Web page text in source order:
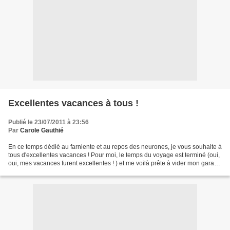
Excellentes vacances à tous !
Publié le 23/07/2011 à 23:56
Par Carole Gauthié
En ce temps dédié au farniente et au repos des neurones, je vous souhaite à
tous d'excellentes vacances ! Pour moi, le temps du voyage est terminé (oui,
oui, mes vacances furent excellentes ! ) et me voilà prête à vider mon garage